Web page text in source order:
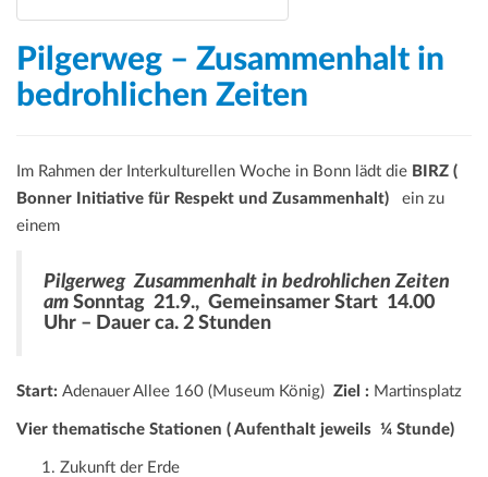
Pilgerweg – Zusammenhalt in
bedrohlichen Zeiten
Im Rahmen der Interkulturellen Woche in Bonn lädt die BIRZ (
Bonner Initiative für Respekt und Zusammenhalt)
ein zu
einem
Pilgerweg Zusammenhalt in bedrohlichen Zeiten
am Sonntag 21.9., Gemeinsamer Start 14.00
Uhr – Dauer ca. 2 Stunden
Start: Adenauer Allee 160 (Museum König) Ziel : Martinsplatz
Vier thematische Stationen ( Aufenthalt jeweils ¼ Stunde)
Zukunft der Erde